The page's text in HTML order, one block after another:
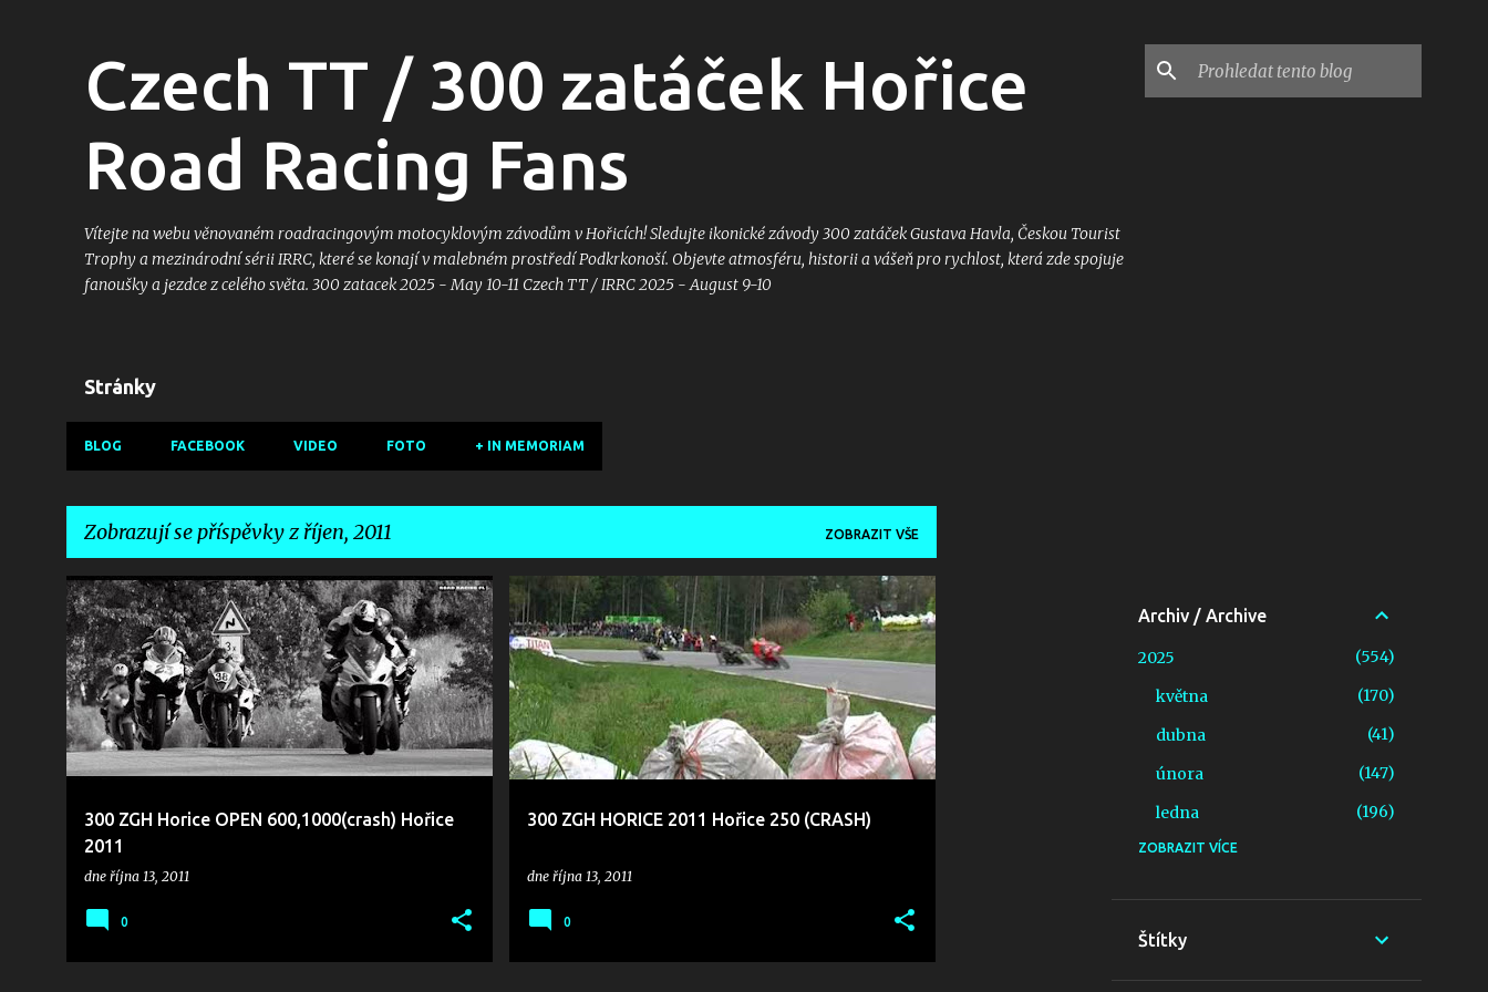
Czech TT / 300 zatáček Hořice
Road Racing Fans
Vítejte na webu věnovaném roadracingovým motocyklovým závodům v Hořicích! Sledujte ikonické závody 300 zatáček Gustava Havla, Českou Tourist
Trophy a mezinárodní sérii IRRC, které se konají v malebném prostředí Podkrkonoší. Objevte atmosféru, historii a vášeň pro rychlost, která zde spojuje
fanoušky a jezdce z celého světa. 300 zatacek 2025 - May 10-11 Czech TT / IRRC 2025 - August 9-10
Stránky
BLOG FACEBOOK VIDEO FOTO + IN MEMORIAM
Zobrazují se příspěvky z říjen, 2011 ZOBRAZIT VŠE
P
ř
í
s
p
ě
300 ZGH Horice OPEN 600,1000(crash) Hořice
2011
dne října 13, 2011
2011 CRASHES VIDEO
0
300 ZGH HORICE 2011 Hořice 250 (CRASH)
dne října 13, 2011
2011 CRASHES VIDEO
0
Archiv / Archive
2025
554
května
170
dubna
41
února
147
ledna
196
2024
listopadu
ZOBRAZIT VÍCE
Štítky